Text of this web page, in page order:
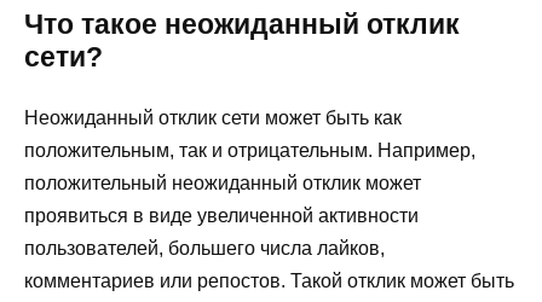
Что такое неожиданный отклик
сети?
Неожиданный отклик сети может быть как
положительным, так и отрицательным. Например,
положительный неожиданный отклик может
проявиться в виде увеличенной активности
пользователей, большего числа лайков,
комментариев или репостов. Такой отклик может быть